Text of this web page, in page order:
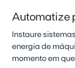
Automatize
Instaure
energia de
momento em